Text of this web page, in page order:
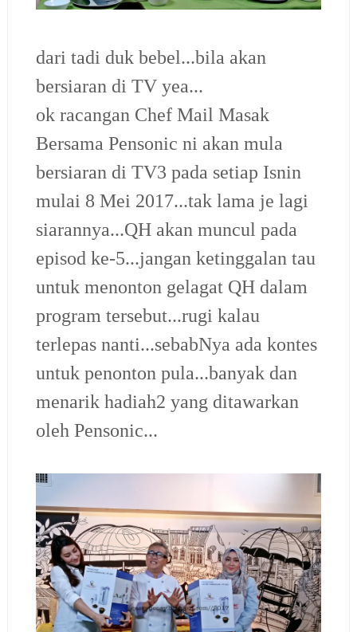
dari tadi duk bebel...bila akan
bersiaran di TV yea...
ok racangan Chef Mail Masak
Bersama Pensonic ni akan mula
bersiaran di TV3 pada setiap Isnin
mulai 8 Mei 2017...tak lama je lagi
siarannya...QH akan muncul pada
episod ke-5...jangan ketinggalan tau
untuk menonton gelagat QH dalam
program tersebut...rugi kalau
terlepas nanti...sebabNya ada kontes
untuk penonton pula...banyak dan
menarik hadiah2 yang ditawarkan
oleh Pensonic...